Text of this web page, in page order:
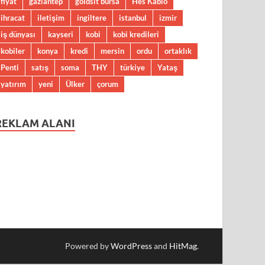
ihracat
iletişim ingiltere istanbul
izmir
iş dünyası
kayseri kobi
kobi kredileri
kobiler
konya kredi mersin ordu
ortaklık
Penti
satış soma THY türkiye
Yataş
yatırım
yeni Ülker çorum
ALANI
Powered byWordPressand HitMag.